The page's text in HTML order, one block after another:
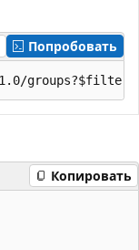
Попробовать
Копировать